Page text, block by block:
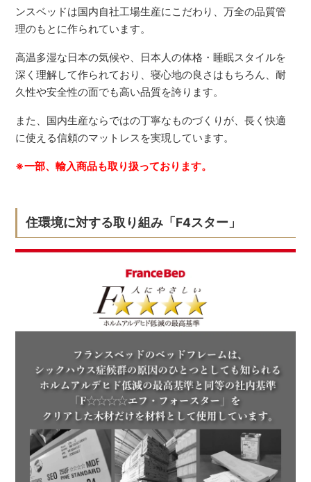
ンスベッドは国内自社工場生産にこだわり、万全の品質管
理のもとに作られています。
高温多湿な日本の気候や、日本人の体格・睡眠スタイルを
深く理解して作られており、寝心地の良さはもちろん、耐
久性や安全性の面でも高い品質を誇ります。
また、国内生産ならではの丁寧なものづくりが、長く快適
に使える信頼のマットレスを実現しています。
※一部、輸入商品も取り扱っております。
住環境に対する取り組み「F4スター」